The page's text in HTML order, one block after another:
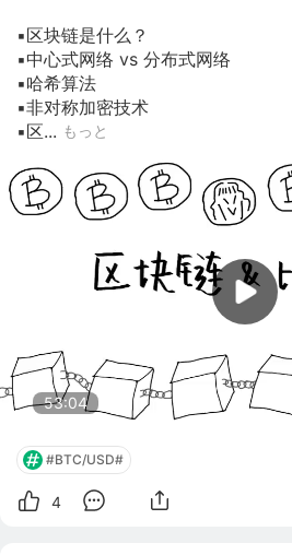
▪️区块链是什么？
▪️中心式网络 vs 分布式网络
▪️哈希算法
▪️非对称加密技术
▪️区... もっと
53:04
#BTC/USD#
4